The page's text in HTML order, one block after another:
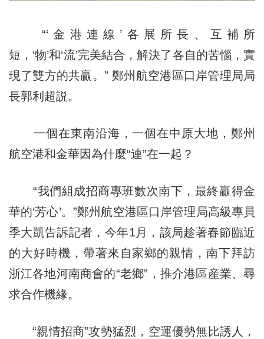
“‘金港連線’各展所長、互補所
短，‘物’和‘流’完美結合，解決了各自的苦惱，實
現了雙方的共贏。” 鄭州航空港區口岸管理局局
長郭利超説。
一個在東南沿海，一個在中原大地，鄭州
航空港和金華因為什麼“連”在一起？
“我們組成招商專班數次南下，最終贏得金
華的‘芳心’。”鄭州航空港區口岸管理局高級專員
季大凱告訴記者，今年1月，該局趁著春節臨近
的大好時機，帶著來自家鄉的親情，南下拜訪
浙江各地河南商會的“老鄉”，推介港區産業、尋
求合作機緣。
“親情招商”攻勢猛烈，空運優勢無比誘人，